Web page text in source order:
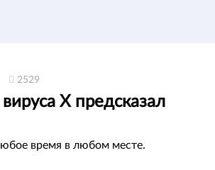
2529
Х предсказал
время в любом месте.